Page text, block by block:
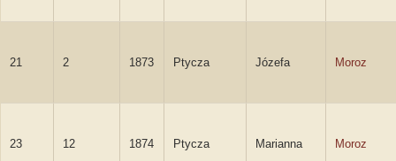
21 2 1873 Ptycza Józefa Moroz
23 12 1874 Ptycza Marianna Moroz